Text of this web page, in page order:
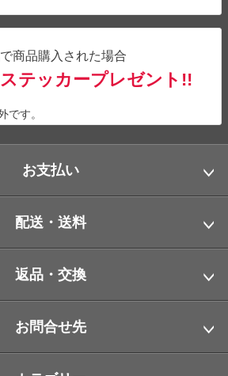
商品購入された場合
テッカープレゼント!!
です。
お支払い
配送・送料
返品・交換
お問合せ先